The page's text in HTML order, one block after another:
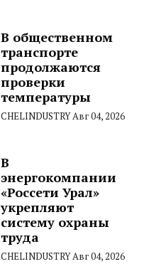
В общественном
транспорте
продолжаются
проверки
температуры
CHELINDUSTRYАвг 04, 2026
В
энергокомпании
«Россети Урал»
укрепляют
систему охраны
труда
CHELINDUSTRYАвг 04, 2026